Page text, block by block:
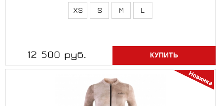
XS S M L
12 500 руб.